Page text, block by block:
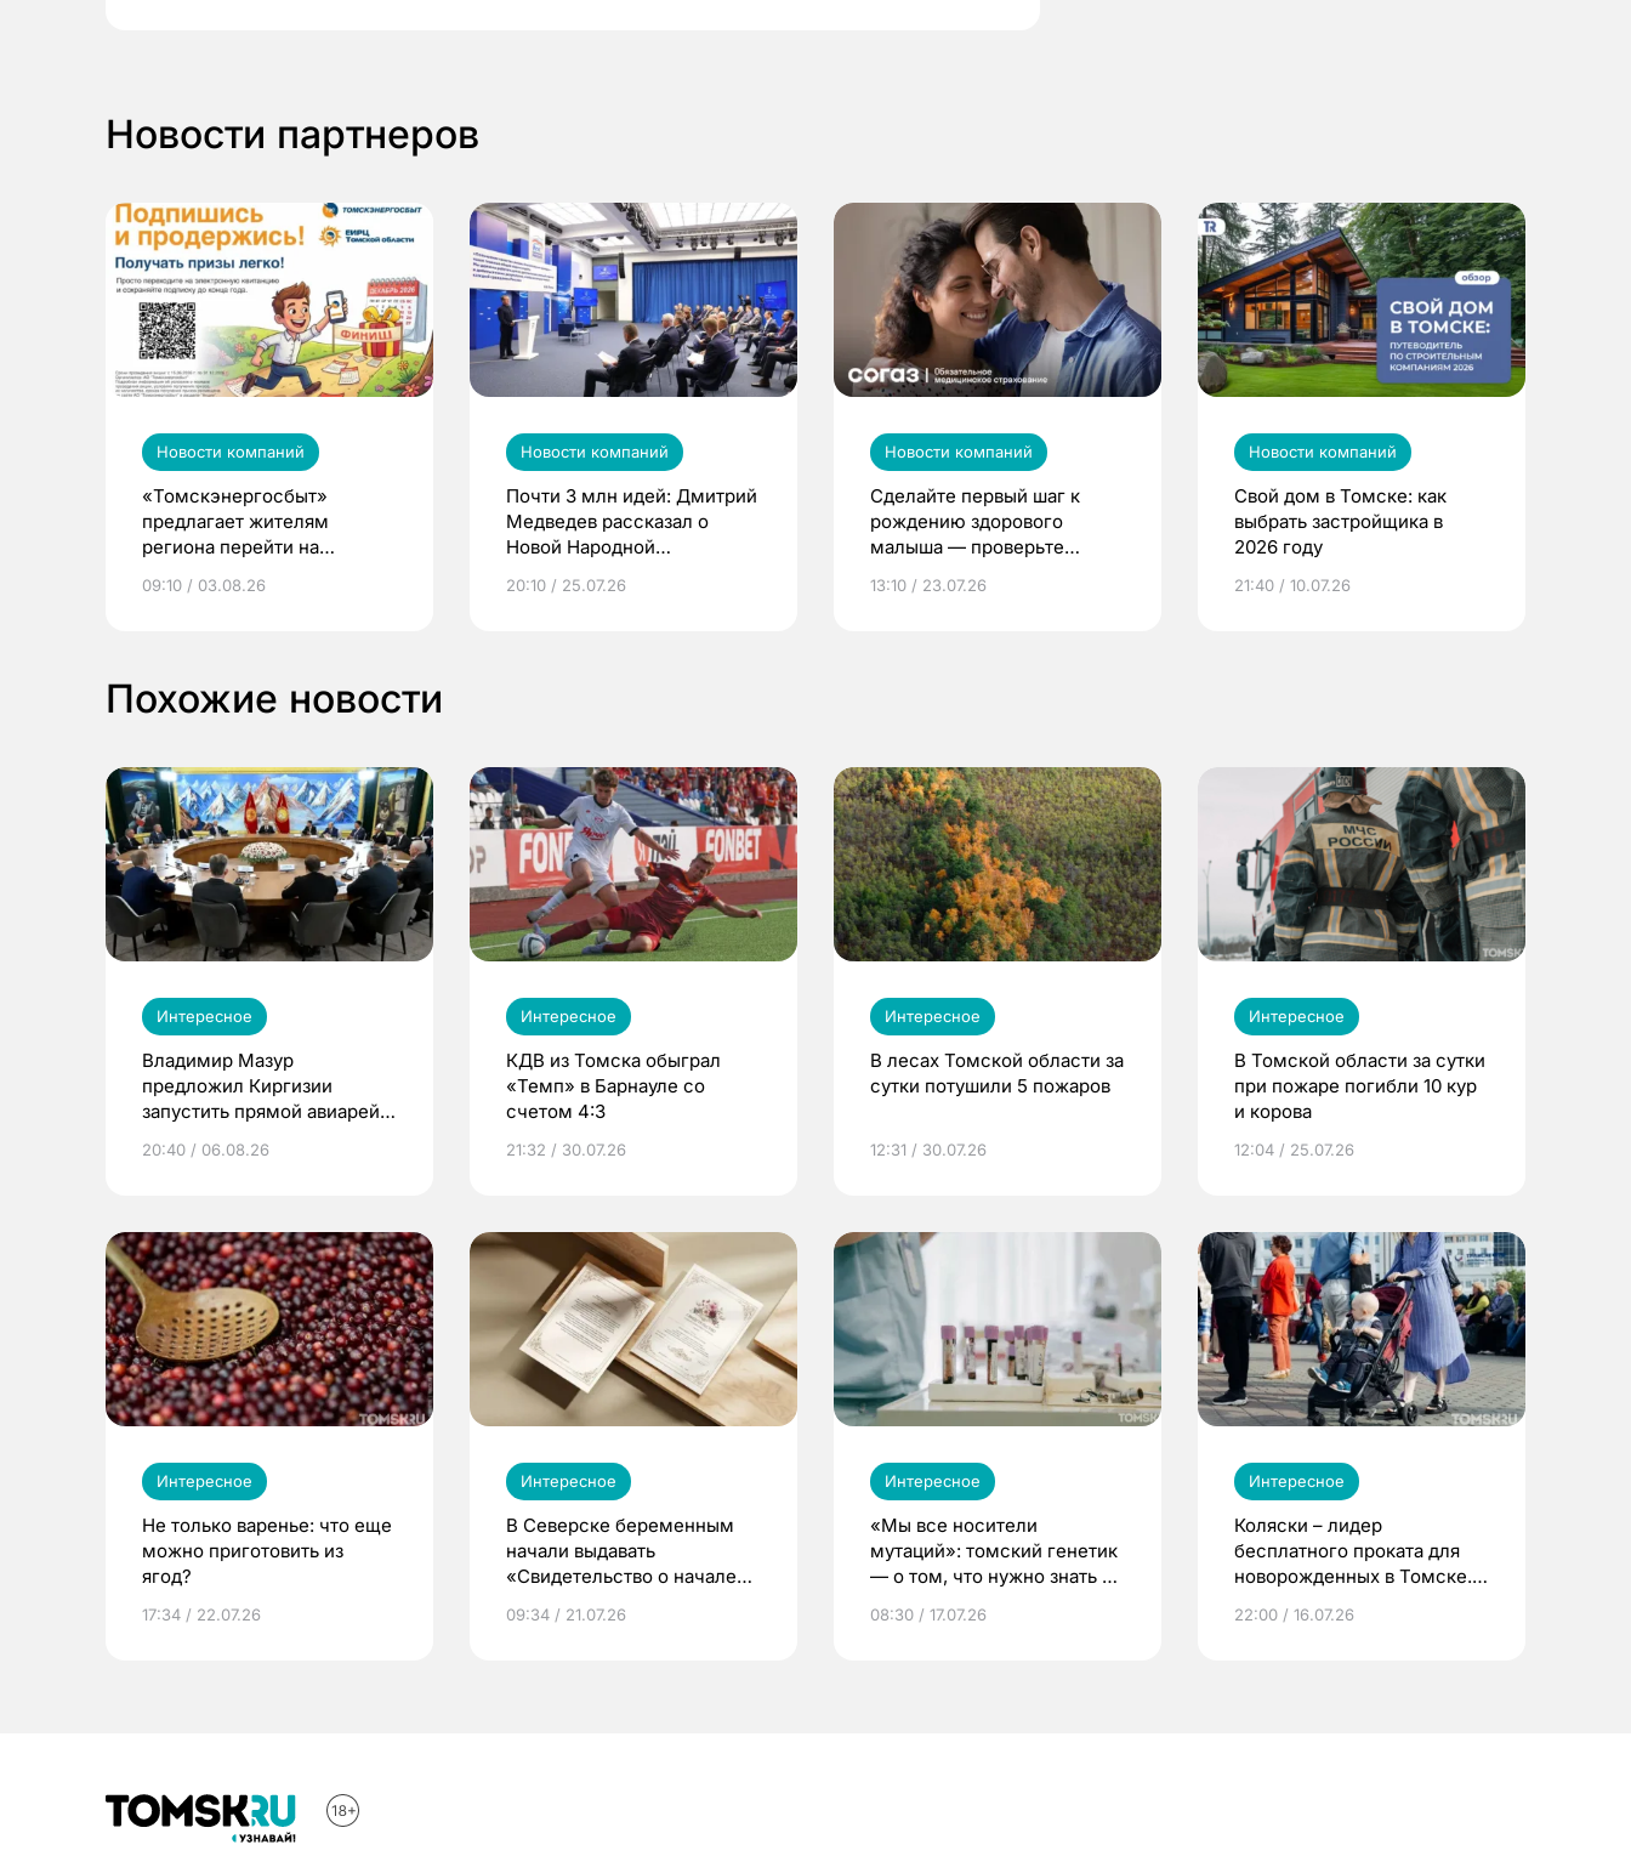
Новости партнеров
Новости компаний
«Томскэнергосбыт»
предлагает жителям
региона перейти на
выиграть призы
09:10 / 03.08.26
Новости компаний
Почти 3 млн идей: Дмитрий
Медведев рассказал о
Новой Народной
20:10 / 25.07.26
Новости компаний
Сделайте первый шаг к
рождению здорового
малыша — проверьте
по ОМС!
13:10 / 23.07.26
Новости компаний
Свой дом в Томске: как
выбрать застройщика в
2026 году
21:40 / 10.07.26
Похожие новости
Интересное
Владимир Мазур
предложил Киргизии
запустить прямой авиарейс
20:40 / 06.08.26
Интересное
КДВ из Томска обыграл
«Темп» в Барнауле со
счетом 4:3
21:32 / 30.07.26
Интересное
В лесах Томской области за
сутки потушили 5 пожаров
12:31 / 30.07.26
Интересное
В Томской области за сутки
при пожаре погибли 10 кур
и корова
12:04 / 25.07.26
Интересное
Не только варенье: что еще
можно приготовить из
ягод?
17:34 / 22.07.26
Интересное
В Северске беременным
начали выдавать
«Свидетельство о начале
09:34 / 21.07.26
Интересное
«Мы все носители
мутаций»: томский генетик
— о том, что нужно знать до
08:30 / 17.07.26
Интересное
Коляски – лидер
бесплатного проката для
новорожденных в Томске.
22:00 / 16.07.26